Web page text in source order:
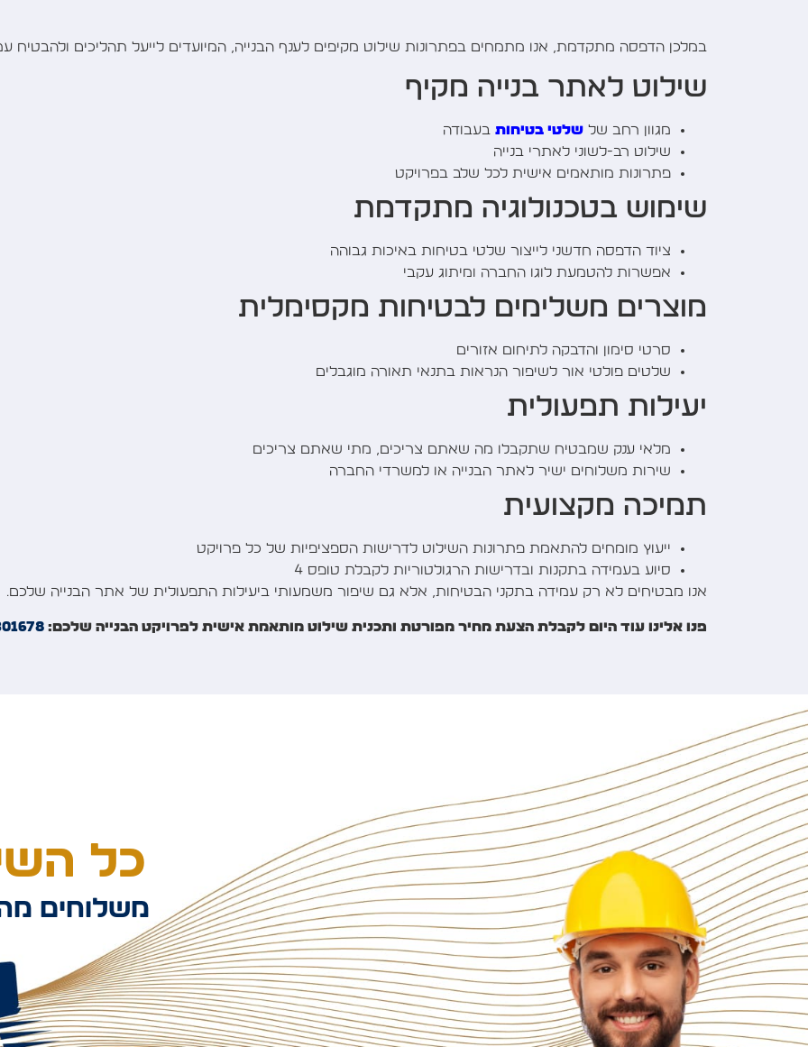
במלכן הדפסה מתקדמת, אנו מתמחים בפתרונות שילוט מקיפים לענף הבנייה, המיועדים לייעל תהליכים ולהבטיח
שילוט לאתר בנייה מקיף
מגוון רחב של שלטי בטיחות בעבודה
שילוט רב-לשוני לאתרי בנייה
פתרונות מותאמים אישית לכל שלב בפרויקט
שימוש בטכנולוגיה מתקדמת
ציוד הדפסה חדשני לייצור שלטי בטיחות באיכות גבוהה
אפשרות להטמעת לוגו החברה ומיתוג עקבי
מוצרים משלימים לבטיחות מקסימלית
סרטי סימון והדבקה לתיחום אזורים
שלטים פולטי אור לשיפור הנראות בתנאי תאורה מוגבלים
יעילות תפעולית
מלאי ענק שמבטיח שתקבלו מה שאתם צריכים, מתי שאתם צריכים
שירות משלוחים ישיר לאתר הבנייה או למשרדי החברה
תמיכה מקצועית
ייעוץ מומחים להתאמת פתרונות השילוט לדרישות הספציפיות של כל פרויקט
סיוע בעמידה בתקנות ובדרישות הרגולטוריות לקבלת טופס 4
אנו מבטיחים לא רק עמידה בתקני הבטיחות, אלא גם שיפור משמעותי ביעילות התפעולית של אתר הבנייה שלכם.
פנו אלינו עוד היום לקבלת הצעת מחיר מפורטת ותכנית שילוט מותאמת אישית לפרויקט הבנייה שלכם:
כל
משלוחים